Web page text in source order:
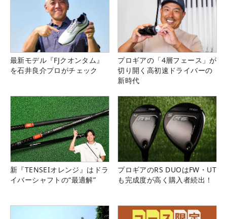
最新モデル『FJクオンタム』
を石井良介プロがチェック
プロギアの「4層フェース」が
切り開く高初速ドライバーの
新時代
新『TENSEIオレンジ』はドラ
イバーシャフトの“最適解”
プロギアのRS DUOはFW・UT
も完成度が高く購入者続出！